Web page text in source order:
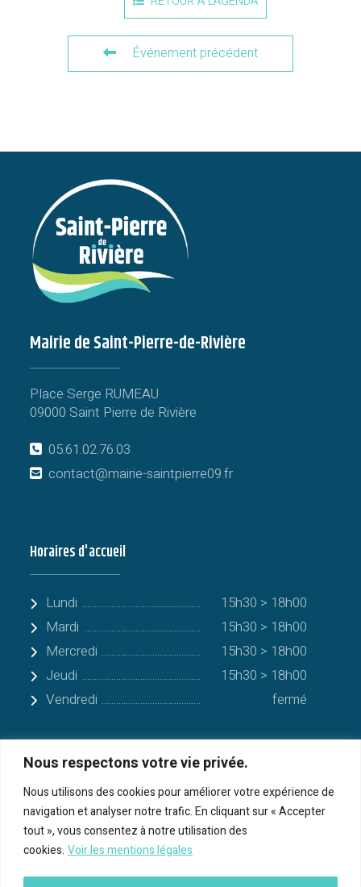
Nous respectons votre vie privée.
Nous utilisons des cookies pour améliorer votre expérience de
navigation et analyser notre trafic. En cliquant sur « Accepter
tout », vous consentez à notre utilisation des
cookies. Voir les mentions légales
Événement précédent
Mairie de Saint-Pierre-de-Rivière
Place Serge RUMEAU
09000 Saint Pierre de Rivière
05.61.02.76.03
contact@mairie-saintpierre09.fr
Horaires d'accueil
Lundi
15h30 > 18h00
Mardi
15h30 > 18h00
Mercredi
15h30 > 18h00
Jeudi
15h30 > 18h00
Vendredi
fermé
Quelques communes alentours
Serres-sur-Arget
Bénac